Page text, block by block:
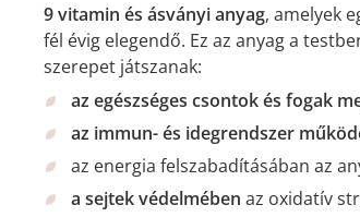
9 vitamin és ásványi anyag, amelyek
fél évig elegendő. Ez az anyag a
szerepet játszanak:
az egészséges csontok és fogak
az immun- és idegrendszer
az energia felszabadításában az
a sejtek védelmében az oxidatív